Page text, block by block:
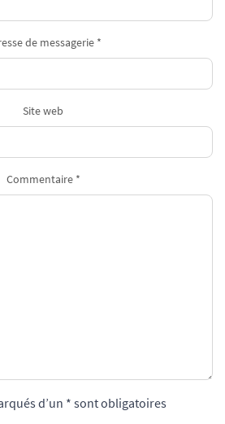
de messagerie *
Site web
Commentaire *
d’un * sont obligatoires